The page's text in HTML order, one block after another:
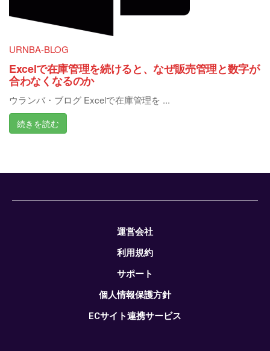
URNBA-BLOG
Excelで在庫管理を続けると、なぜ販売管理と数字が
合わなくなるのか
ウランバ・ブログ Excelで在庫管理を ...
続きを読む
運営会社
利用規約
サポート
個人情報保護方針
ECサイト連携サービス